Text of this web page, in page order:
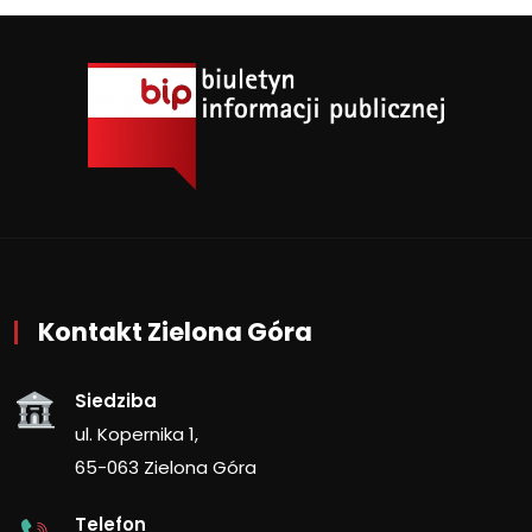
Kontakt Zielona Góra
Siedziba
ul. Kopernika 1,
65-063 Zielona Góra
Telefon